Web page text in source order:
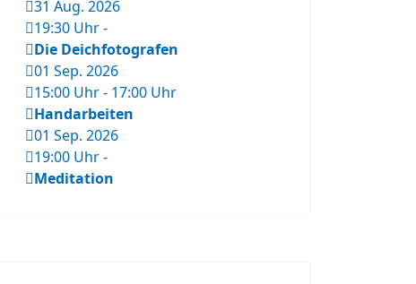
31 Aug. 2026
19:30 Uhr-
Die Deichfotografen
01 Sep. 2026
15:00 Uhr- 17:00 Uhr
Handarbeiten
01 Sep. 2026
19:00 Uhr-
Meditation